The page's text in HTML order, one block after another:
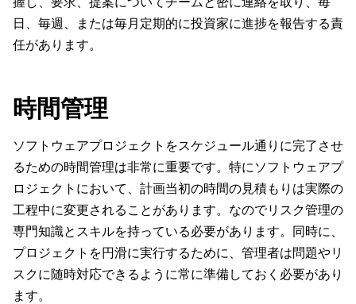
日、毎週、または毎月定期的に投資家に進捗を報告する責
任があります。
時間管理
ソフトウェアプロジェクトをスケジュール通りに完了させ
るための時間管理は非常に重要です。特にソフトウェアプ
ロジェクトにおいて、計画当初の時間の見積もりは実際の
工程中に変更されることがあります。なのでリスク管理の
専門知識とスキルを持っている必要があります。同時に、
プロジェクトを円滑に実行するために、管理者は問題やリ
スクに随時対応できるように常に準備しておく必要があり
ます。